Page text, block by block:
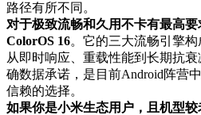
路径有所不同。
对于极致流畅和久用不卡有最高
ColorOS 16。它的三大流畅引擎
从即时响应、重载性能到长期抗
确数据承诺，是目前Android阵营
信赖的选择。
如果你是小米生态用户，且机型较